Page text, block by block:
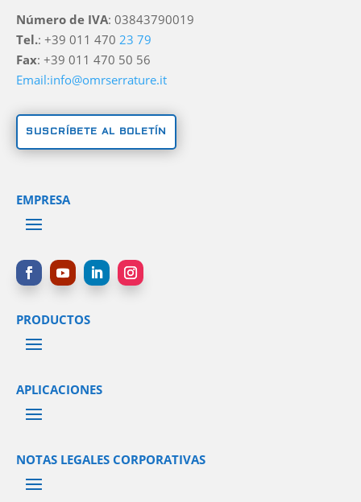
Número de IVA: 03843790019
Tel.: +39 011 470 23 79
Fax: +39 011 470 50 56
Email:info@omrserrature.it
SUSCRÍBETE AL BOLETÍN
EMPRESA
PRODUCTOS
APLICACIONES
NOTAS LEGALES CORPORATIVAS